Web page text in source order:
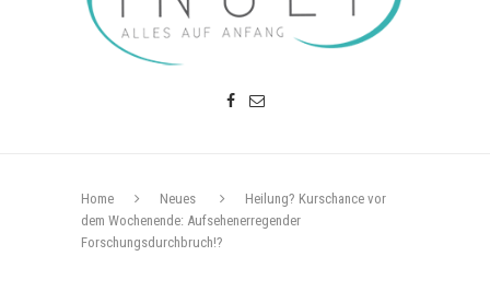
Home Neues
Heilung? Kurschance vor
dem Wochenende: Aufsehenerregender
Forschungsdurchbruch!?